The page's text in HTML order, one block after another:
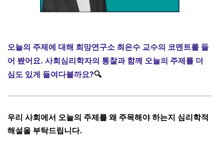
오늘의 주제에 대해 희망연구소 최은수 교수의 코멘트를 들
어 봤어요. 사회심리학자의 통찰과 함께 오늘의 주제를 더
심도 있게 들여다볼까요?🔍
우리 사회에서 오늘의 주제를 왜 주목해야 하는지 심리학적
해설을 부탁드립니다.